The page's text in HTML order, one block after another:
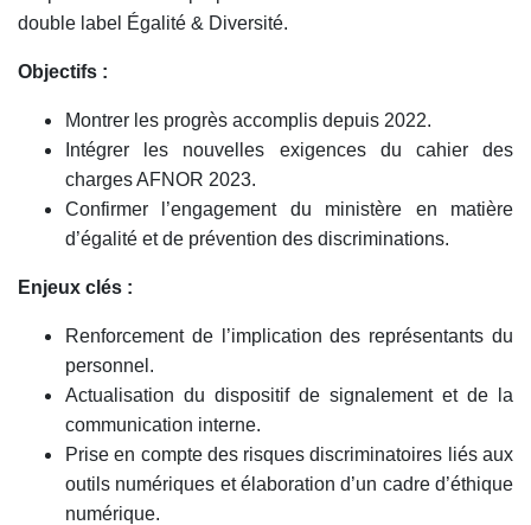
double label Égalité & Diversité.
Objectifs :
Montrer les progrès accomplis depuis 2022.
Intégrer les nouvelles exigences du cahier des
charges AFNOR 2023.
Confirmer l’engagement du ministère en matière
d’égalité et de prévention des discriminations.
Enjeux clés :
Renforcement de l’implication des représentants du
personnel.
Actualisation du dispositif de signalement et de la
communication interne.
Prise en compte des risques discriminatoires liés aux
outils numériques et élaboration d’un cadre d’éthique
numérique.